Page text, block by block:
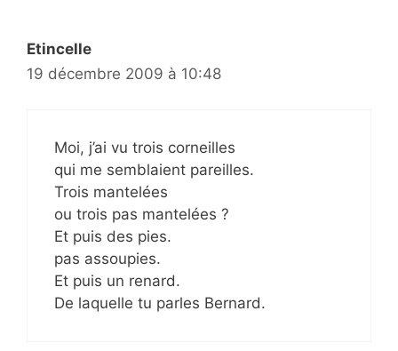
Etincelle
19 décembre 2009 à 10:48
Moi, j’ai vu trois corneilles
qui me semblaient pareilles.
Trois mantelées
ou trois pas mantelées ?
Et puis des pies.
pas assoupies.
Et puis un renard.
De laquelle tu parles Bernard.